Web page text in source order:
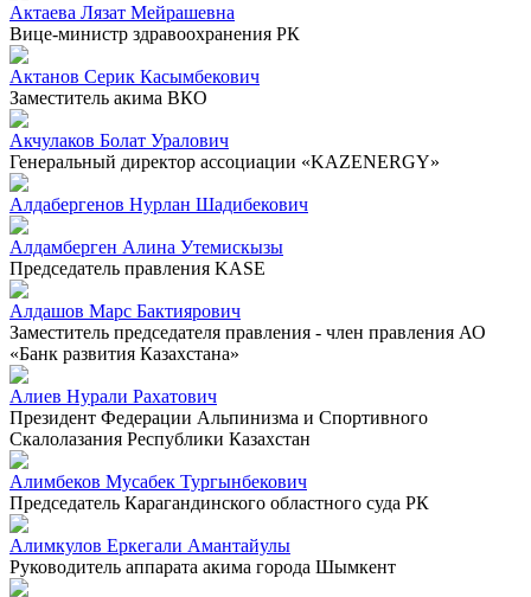
Актаева Лязат Мейрашевна
Вице-министр здравоохранения РК
Актанов Серик Касымбекович
Заместитель акима ВКО
Акчулаков Болат Уралович
Генеральный директор ассоциации «KAZENERGY»
Алдабергенов Нурлан Шадибекович
Алдамберген Алина Утемискызы
Председатель правления KASE
Алдашов Марс Бактиярович
Заместитель председателя правления - член правления АО
«Банк развития Казахстана»
Алиев Нурали Рахатович
Президент Федерации Альпинизма и Спортивного
Скалолазания Республики Казахстан
Алимбеков Мусабек Тургынбекович
Председатель Карагандинского областного суда РК
Алимкулов Еркегали Амантайулы
Руководитель аппарата акима города Шымкент